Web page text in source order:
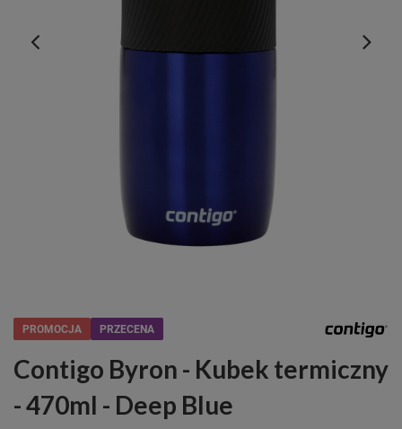
PROMOCJA PRZECENA
Contigo Byron - Kubek termiczny
- 470ml - Deep Blue